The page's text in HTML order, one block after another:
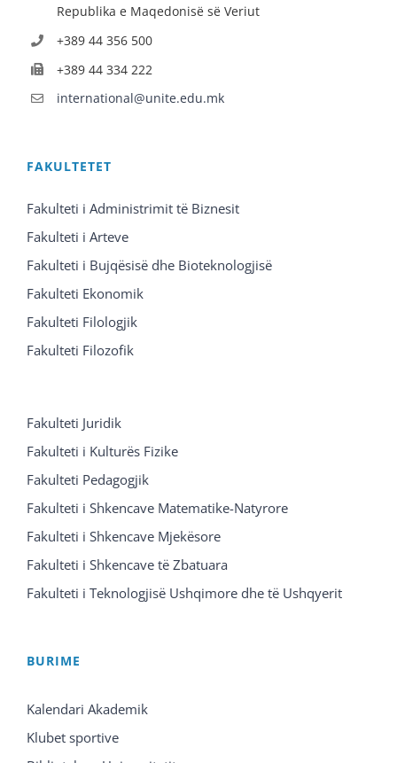
Republika e Maqedonisë së Veriut
+389 44 356 500
+389 44 334 222
international@unite.edu.mk
FAKULTETET
Fakulteti i Administrimit të Biznesit
Fakulteti i Arteve
Fakulteti i Bujqësisë dhe Bioteknologjisë
Fakulteti Ekonomik
Fakulteti Filologjik
Fakulteti Filozofik
Fakulteti Juridik
Fakulteti i Kulturës Fizike
Fakulteti Pedagogjik
Fakulteti i Shkencave Matematike-Natyrore
Fakulteti i Shkencave Mjekësore
Fakulteti i Shkencave të Zbatuara
Fakulteti i Teknologjisë Ushqimore dhe të Ushqyerit
BURIME
Kalendari Akademik
Klubet sportive